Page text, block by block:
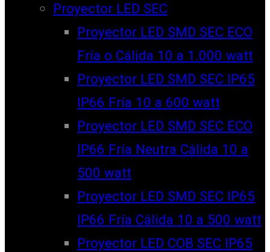
Proyector LED SEC
Proyector LED SMD SEC ECO
Fría o Cálida 10 a 1.000 watt
Proyector LED SMD SEC IP65
IP66 Fría 10 a 600 watt
Proyector LED SMD SEC ECO
IP66 Fría Neutra Cálida 10 a
500 watt
Proyector LED SMD SEC IP65
IP66 Fría Cálida 10 a 500 watt
Proyector LED COB SEC IP65